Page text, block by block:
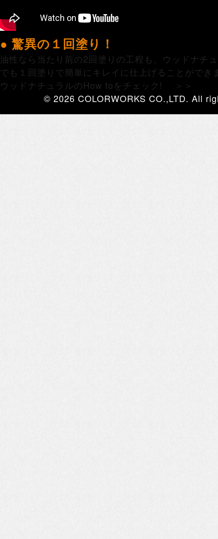
● 驚異の１回塗り！
油性なら当たり前の2回塗りの工程も、ウッドナチ
でも１回塗りで簡単にキレイに仕上げることができ
ウッドナチュラルのHow toをチェック! ＞＞
© 2026 COLORWORKS CO.,LTD. All